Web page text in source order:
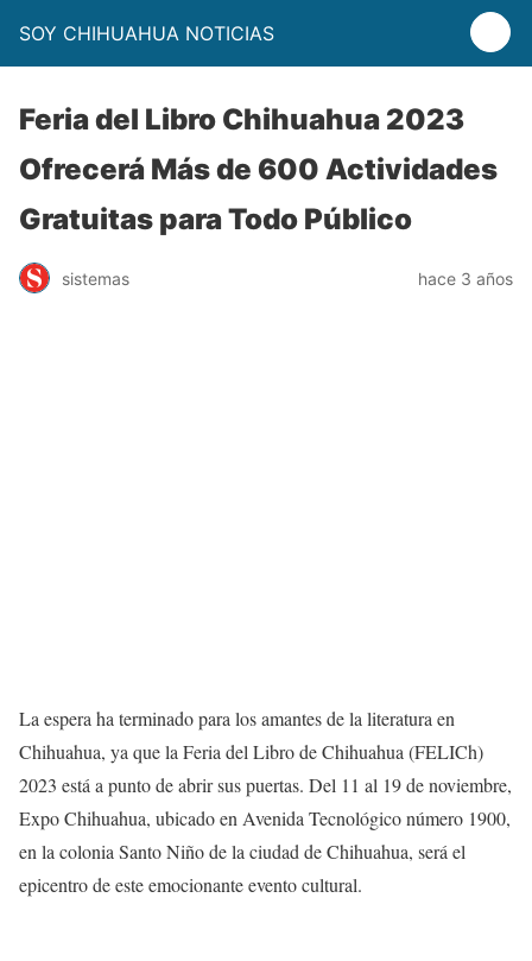
SOY CHIHUAHUA NOTICIAS
Feria del Libro Chihuahua 2023
Ofrecerá Más de 600 Actividades
Gratuitas para Todo Público
sistemas hace 3 años
La espera ha terminado para los amantes de la literatura en
Chihuahua, ya que la Feria del Libro de Chihuahua (FELICh)
2023 está a punto de abrir sus puertas. Del 11 al 19 de noviembre,
Expo Chihuahua, ubicado en Avenida Tecnológico número 1900,
en la colonia Santo Niño de la ciudad de Chihuahua, será el
epicentro de este emocionante evento cultural.